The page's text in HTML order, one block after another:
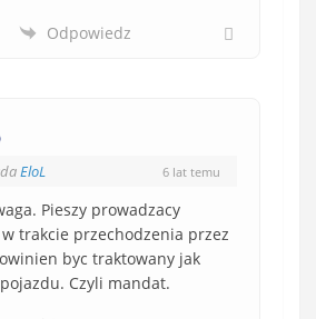
Odpowiedz
EloL 6 lat temu
Pieszy prowadzacy
trakcie przechodzenia przez
byc traktowany jak
Czyli mandat.